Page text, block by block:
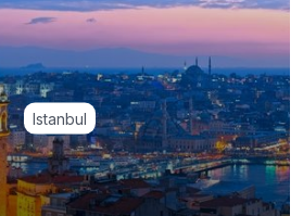
Istanbul